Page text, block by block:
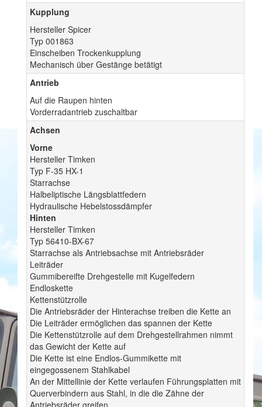
Kupplung
Hersteller Spicer
Typ 001863
Einscheiben Trockenkupplung
Mechanisch über Gestänge betätigt
Antrieb
Auf die Raupen hinten
Vorderradantrieb zuschaltbar
Achsen
Vorne
Hersteller Timken
Typ F-35 HX-1
Starrachse
Halbeliptische Längsblattfedern
Hydraulische Hebelstossdämpfer
Hinten
Hersteller Timken
Typ 56410-BX-67
Starrachse als Antriebsachse mit Antriebsräder
Leiträder
Gummibereifte Drehgestelle mit Kugelfedern
Endloskette
Kettenstützrolle
Die Antriebsräder der Hinterachse treiben die Kette an
Die Leiträder ermöglichen das spannen der Kette
Die Kettenstützrolle auf dem Drehgestellrahmen nimmt
das Gewicht der Kette auf
Die Kette ist eine Endlos-Gummikette mit
eingegossenem Stahlkabel
An der Mittellinie der Kette verlaufen Führungsplatten mit
Querverbindern aus Stahl, in die die Zähne der
Antriebsräder greifen